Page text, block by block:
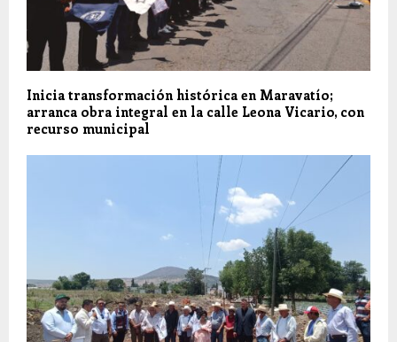
Inicia transformación histórica en Maravatío;
arranca obra integral en la calle Leona Vicario, con
recurso municipal